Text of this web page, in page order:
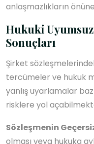
anlaşmazlıkların
Hukuki
Sonuçları
Şirket
tercümeler ve hukuk
yanlış uyarlamalar
risklere yol
Sözleşmenin
olması veya hukuka